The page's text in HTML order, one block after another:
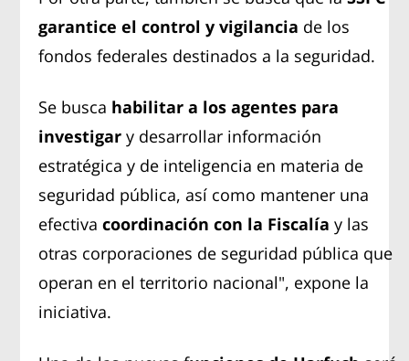
garantice el control y vigilancia de los
fondos federales destinados a la seguridad.
Se busca habilitar a los agentes para
investigary desarrollar información
estratégica y de inteligencia en materia de
seguridad pública, así como mantener una
efectivacoordinación con la Fiscalía y las
otras corporaciones de seguridad pública que
operan en el territorio nacional", expone la
iniciativa.